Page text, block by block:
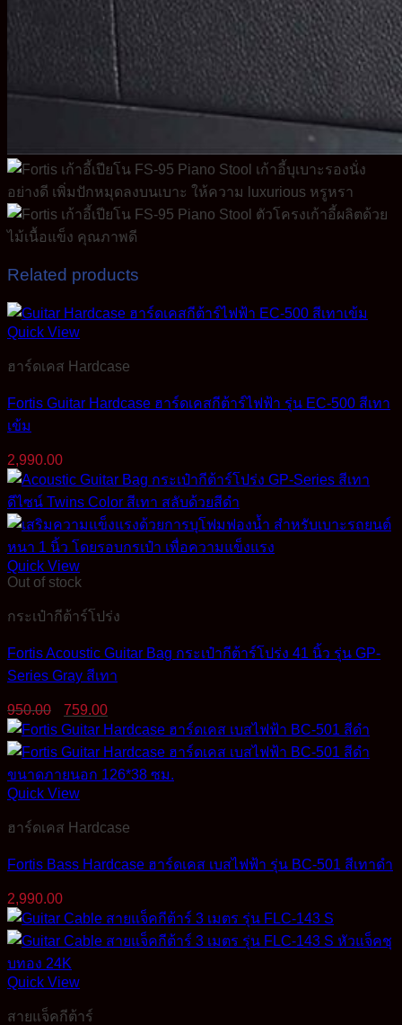
Related products
Quick View
ฮาร์ดเคส Hardcase
Fortis Guitar Hardcase ฮาร์ดเคสกีต้าร์ไฟฟ้า รุ่น EC-500 สีเทา
เข้ม
2,990.00
Quick View
Out of stock
กระเป๋ากีต้าร์โปร่ง
Fortis Acoustic Guitar Bag กระเป๋ากีต้าร์โปร่ง 41 นิ้ว รุ่น GP-
Series Gray สีเทา
950.00
Original
price
was:
950.00฿.
759.00
price
is:
759.00฿.
Quick View
ฮาร์ดเคส Hardcase
Fortis Bass Hardcase ฮาร์ดเคส เบสไฟฟ้า รุ่น BC-501 สีเทาดำ
2,990.00
Quick View
สายแจ็คกีต้าร์